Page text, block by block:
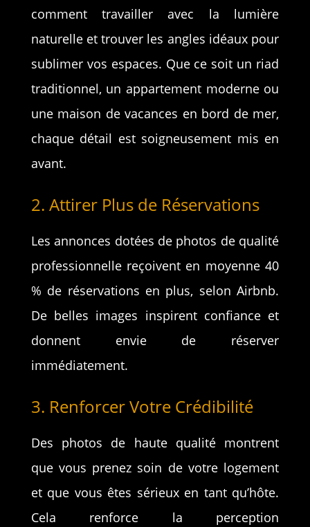
comment travailler avec la lumière
naturelle et trouver les angles idéaux pour
sublimer vos espaces. Que ce soit un riad
traditionnel, un appartement moderne ou
une maison de vacances en bord de mer,
chaque détail est soigneusement mis en
avant.
2. Attirer Plus de Réservations
Les annonces dotées de photos de qualité
professionnelle reçoivent en moyenne 40
% de réservations en plus, selon Airbnb.
De belles images inspirent confiance et
donnent envie de réserver
immédiatement.
3. Renforcer Votre Crédibilité
Des photos de haute qualité montrent
que vous prenez soin de votre logement
et que vous êtes sérieux en tant qu’hôte.
Cela renforce la perception